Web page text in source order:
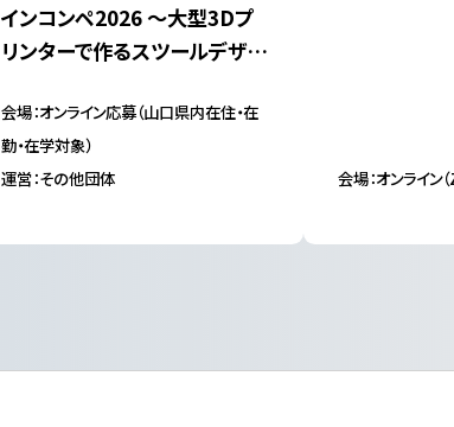
インコンペ2026 ～大型3Dプ
リンターで作るスツールデザイ
会場：オンライン応募（山口県内在住・在
勤・在学対象）
運営：その他団体
会場：オンライン